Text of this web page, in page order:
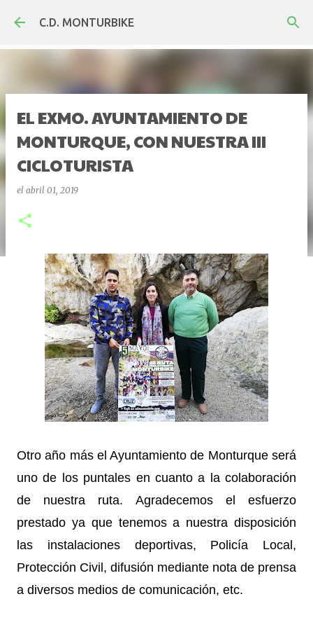
Ir al contenido principal
C.D. MONTURBIKE
EL EXMO. AYUNTAMIENTO DE
MONTURQUE, CON NUESTRA III
CICLOTURISTA
el abril 01, 2019
Otro año más el Ayuntamiento de Monturque será
uno de los puntales en cuanto a la colaboración
de nuestra ruta. Agradecemos el esfuerzo
prestado ya que tenemos a nuestra disposición
las instalaciones deportivas, Policía Local,
Protección Civil, difusión mediante nota de prensa
a diversos medios de comunicación, etc.